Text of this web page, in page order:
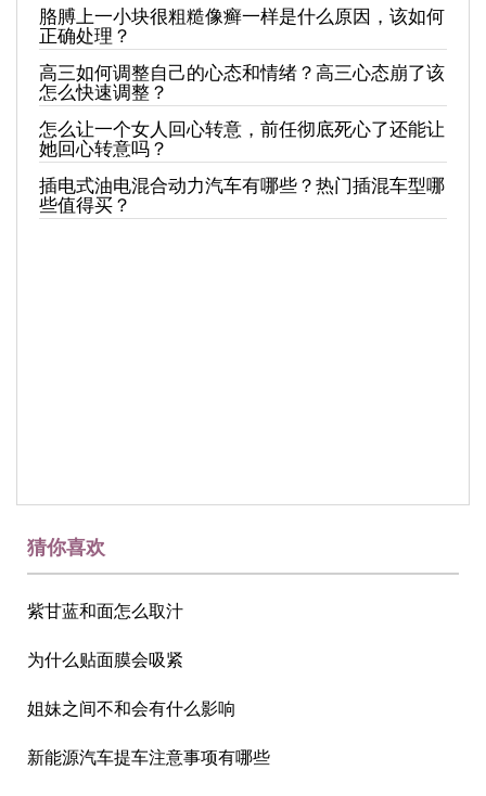
胳膊上一小块很粗糙像癣一样是什么原因，该如何
正确处理？
高三如何调整自己的心态和情绪？高三心态崩了该
怎么快速调整？
怎么让一个女人回心转意，前任彻底死心了还能让
她回心转意吗？
插电式油电混合动力汽车有哪些？热门插混车型哪
些值得买？
猜你喜欢
紫甘蓝和面怎么取汁
为什么贴面膜会吸紧
姐妹之间不和会有什么影响
新能源汽车提车注意事项有哪些